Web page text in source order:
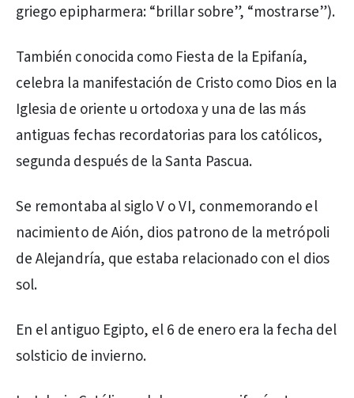
griego epipharmera: “brillar sobre”, “mostrarse”).
También conocida como Fiesta de la Epifanía,
celebra la manifestación de Cristo como Dios en la
Iglesia de oriente u ortodoxa y una de las más
antiguas fechas recordatorias para los católicos,
segunda después de la Santa Pascua.
Se remontaba al siglo V o VI, conmemorando el
nacimiento de Aión, dios patrono de la metrópoli
de Alejandría, que estaba relacionado con el dios
sol.
En el antiguo Egipto, el 6 de enero era la fecha del
solsticio de invierno.